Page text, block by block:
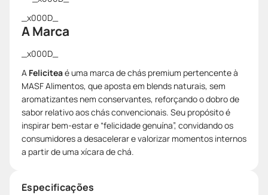
_x000D_
A Marca
_x000D_
A Feliciteaé uma marca de chás premium pertencente à
MASF Alimentos, que aposta em blends naturais, sem
aromatizantes nem conservantes, reforçando o dobro de
sabor relativo aos chás convencionais. Seu propósito é
inspirar bem-estar e “felicidade genuína”, convidando os
consumidores a desacelerar e valorizar momentos internos
a partir de uma xícara de chá.
Especificações